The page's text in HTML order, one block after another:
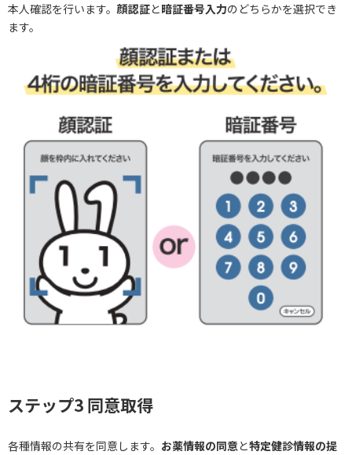
本人確認を行います。顔認証と暗証番号入力のどちらかを選択でき
ます。
ステップ3 同意取得
各種情報の共有を同意します。 お薬情報の同意と特定健診情報の提